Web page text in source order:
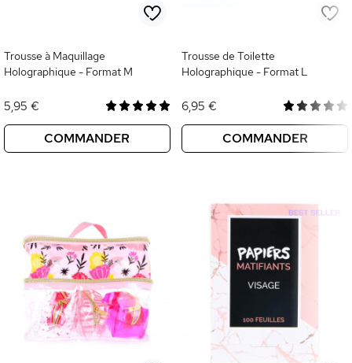
Trousse à Maquillage
Holographique - Format M
5,95 €
COMMANDER
Trousse de Toilette
Holographique - Format L
6,95 €
COMMANDER